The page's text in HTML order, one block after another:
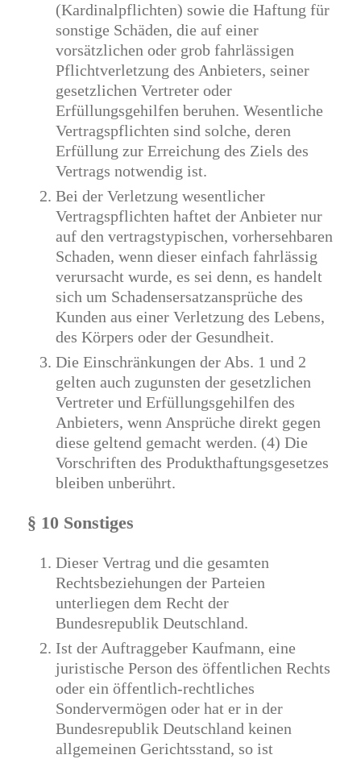
(Kardinalpflichten) sowie die Haftung für
sonstige Schäden, die auf einer
vorsätzlichen oder grob fahrlässigen
Pflichtverletzung des Anbieters, seiner
gesetzlichen Vertreter oder
Erfüllungsgehilfen beruhen. Wesentliche
Vertragspflichten sind solche, deren
Erfüllung zur Erreichung des Ziels des
Vertrags notwendig ist.
Bei der Verletzung wesentlicher
Vertragspflichten haftet der Anbieter nur
auf den vertragstypischen, vorhersehbaren
Schaden, wenn dieser einfach fahrlässig
verursacht wurde, es sei denn, es handelt
sich um Schadensersatzansprüche des
Kunden aus einer Verletzung des Lebens,
des Körpers oder der Gesundheit.
Die Einschränkungen der Abs. 1 und 2
gelten auch zugunsten der gesetzlichen
Vertreter und Erfüllungsgehilfen des
Anbieters, wenn Ansprüche direkt gegen
diese geltend gemacht werden. (4) Die
Vorschriften des Produkthaftungsgesetzes
bleiben unberührt.
§ 10 Sonstiges
Dieser Vertrag und die gesamten
Rechtsbeziehungen der Parteien
unterliegen dem Recht der
Bundesrepublik Deutschland.
Ist der Auftraggeber Kaufmann, eine
juristische Person des öffentlichen Rechts
oder ein öffentlich-rechtliches
Sondervermögen oder hat er in der
Bundesrepublik Deutschland keinen
allgemeinen Gerichtsstand, so ist